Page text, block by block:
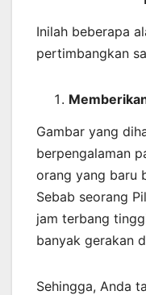
Inilah beberapa
pertimbangkan
Gambar yang
berpengalaman
orang yang baru
Sebab seorang
jam terbang
banyak gerakan
Sehingga, Anda